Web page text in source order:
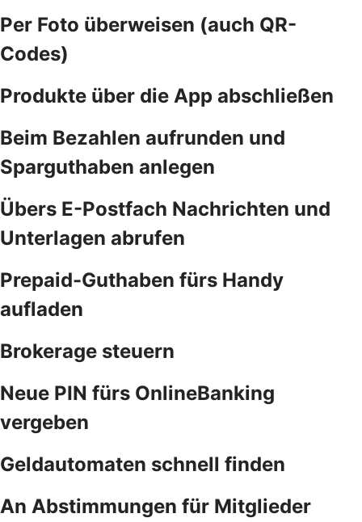
Per Foto überweisen (auch QR-
Codes)
Produkte über die App abschließen
Beim Bezahlen aufrunden und
Sparguthaben anlegen
Übers E-Postfach Nachrichten und
Unterlagen abrufen
Prepaid-Guthaben fürs Handy
aufladen
Brokerage steuern
Neue PIN fürs OnlineBanking
vergeben
Geldautomaten schnell finden
An Abstimmungen für Mitglieder